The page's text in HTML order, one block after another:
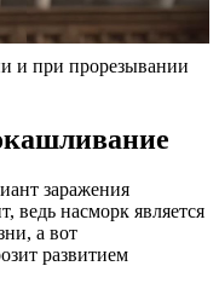
и при прорезывании
заражения
ведь насморк является
а вот
развитием